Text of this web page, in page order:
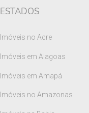
ESTADOS
Imóveis no Acre
Imóveis em Alagoas
Imóveis em Amapá
Imóveis no Amazonas